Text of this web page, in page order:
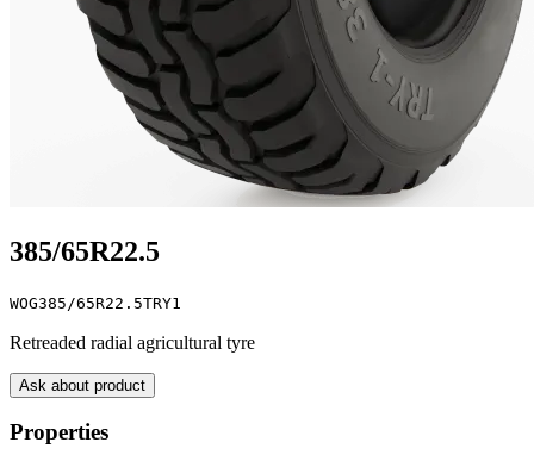
385/65R22.5
WOG385/65R22.5TRY1
Retreaded radial agricultural tyre
Ask about product
Properties